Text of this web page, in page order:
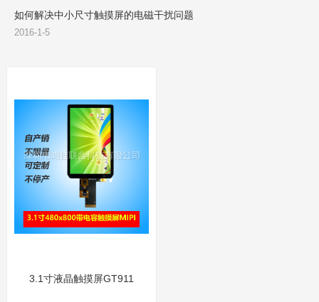
如何解决中小尺寸触摸屏的电磁干扰问题
2016-1-5
3.1寸液晶触摸屏GT911